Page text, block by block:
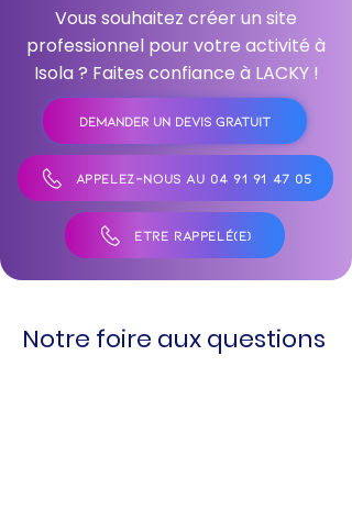
Vous souhaitez créer un site
professionnel pour votre activité à
Isola ? Faites confiance à LACKY !
DEMANDER UN DEVIS GRATUIT
APPELEZ-NOUS AU 04 91 91 47 05
ÊTRE RAPPELÉ(E)
Notre foire aux questions